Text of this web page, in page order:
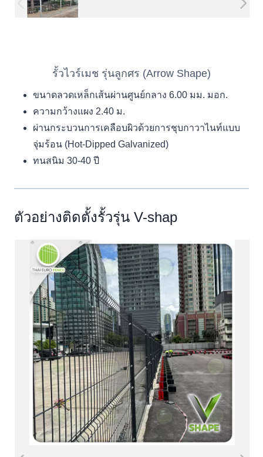
รั้วไวร์เมช รุ่นลูกศร (Arrow Shape)
ขนาดลวดเหล็กเส้นผ่านศูนย์กลาง 6.00 มม. มอก.
ความกว้างแผง 2.40 ม.
ผ่านกระบวนการเคลือบผิวด้วยการชุบกาวาไนท์แบบ
จุ่มร้อน (Hot-Dipped Galvanized)
ทนสนิม 30-40 ปี
ตัวอย่างติดตั้งรั้วรุ่น V-shap